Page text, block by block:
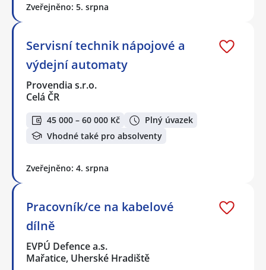
Zveřejněno: 5. srpna
Servisní technik nápojové a
výdejní automaty
Provendia s.r.o.
Celá ČR
45 000 – 60 000 Kč
Plný úvazek
Vhodné také pro absolventy
Zveřejněno: 4. srpna
Pracovník/ce na kabelové
dílně
EVPÚ Defence a.s.
Mařatice, Uherské Hradiště